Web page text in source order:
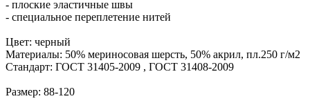
- плоские эластичные швы
- специальное переплетение нитей
Цвет: черный
Материалы: 50% мериносовая шерсть, 50% акрил, пл.250 г/м2
Стандарт: ГОСТ 31405-2009 , ГОСТ 31408-2009
Размер: 88-120